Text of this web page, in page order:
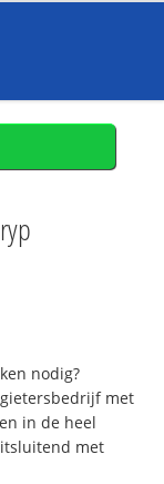
nodig?
met
in de heel
met